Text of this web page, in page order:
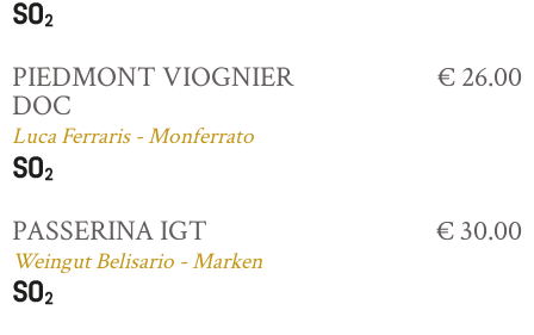
PIEDMONT VIOGNIER
DOC
Luca Ferraris - Monferrato
€ 26.00
PASSERINA IGT
Weingut Belisario - Marken
€ 30.00